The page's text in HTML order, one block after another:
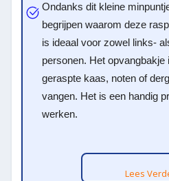
Ondanks dit kleine
begrijpen waarom deze
is ideaal voor zowel links-
personen. Het opvangbakje
geraspte kaas, noten of
vangen. Het is een handig
werken.
Lees